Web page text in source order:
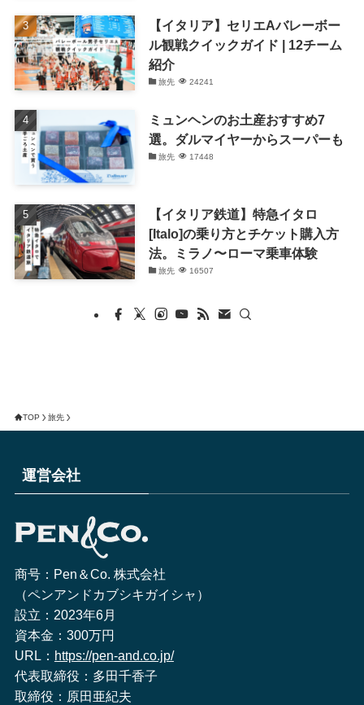
【イタリア】セリエAバレーボー
ル観戦クイックガイド | 12チーム
紹介
旅先 24241
ミュンヘンのお土産おすすめ7
選。ダルマイヤーからスーパーも
旅先 17448
【イタリア鉄道】特急イタロ
[Italo]の乗り方とチケット購入方
法。ミラノ〜ローマ乗車体験
旅先 16507
TOP 旅先
運営会社
商号：Pen＆Co. 株式会社
（ペンアンドカブシキガイシャ）
設立：2023年6月
資本金：300万円
URL： https://pen-and.co.jp/
代表取締役：多田千香子
取締役：原田亜紀夫